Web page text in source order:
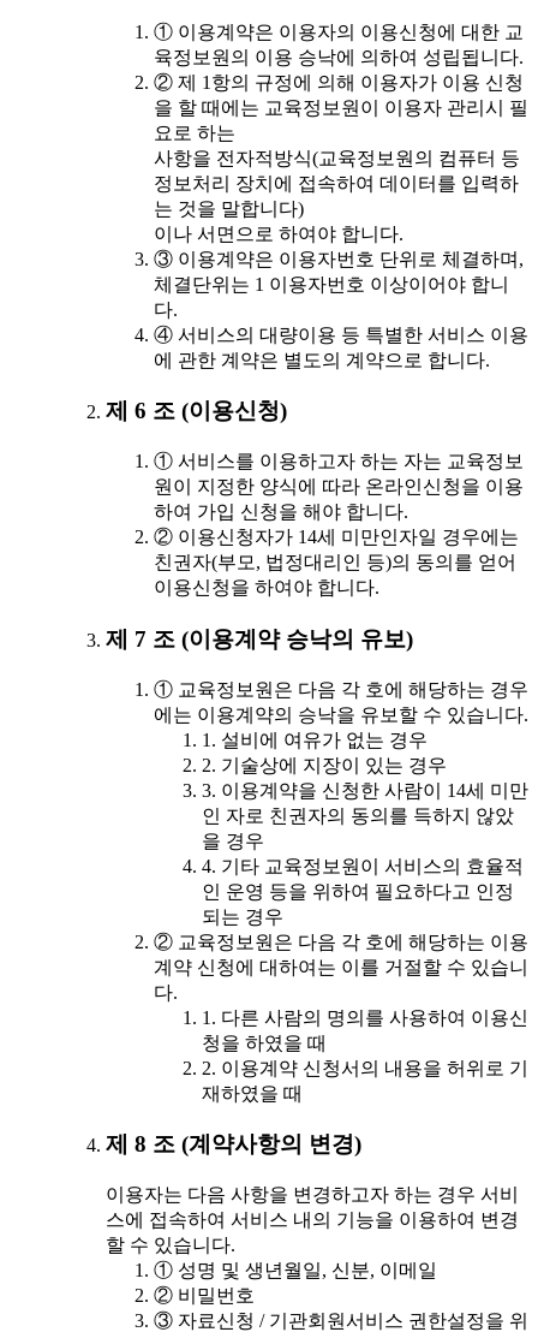
① 이용계약은 이용자의 이용신청에 대한 교
육정보원의 이용 승낙에 의하여 성립됩니다.
② 제 1항의 규정에 의해 이용자가 이용 신청
을 할 때에는 교육정보원이 이용자 관리시 필
요로 하는
사항을 전자적방식(교육정보원의 컴퓨터 등
정보처리 장치에 접속하여 데이터를 입력하
는 것을 말합니다)
이나 서면으로 하여야 합니다.
③ 이용계약은 이용자번호 단위로 체결하며,
체결단위는 1 이용자번호 이상이어야 합니
다.
④ 서비스의 대량이용 등 특별한 서비스 이용
에 관한 계약은 별도의 계약으로 합니다.
제 6 조 (이용신청)
① 서비스를 이용하고자 하는 자는 교육정보
원이 지정한 양식에 따라 온라인신청을 이용
하여 가입 신청을 해야 합니다.
② 이용신청자가 14세 미만인자일 경우에는
친권자(부모, 법정대리인 등)의 동의를 얻어
이용신청을 하여야 합니다.
제 7 조 (이용계약 승낙의 유보)
① 교육정보원은 다음 각 호에 해당하는 경우
에는 이용계약의 승낙을 유보할 수 있습니다.
1. 설비에 여유가 없는 경우
2. 기술상에 지장이 있는 경우
3. 이용계약을 신청한 사람이 14세 미만
인 자로 친권자의 동의를 득하지 않았
을 경우
4. 기타 교육정보원이 서비스의 효율적
인 운영 등을 위하여 필요하다고 인정
되는 경우
② 교육정보원은 다음 각 호에 해당하는 이용
계약 신청에 대하여는 이를 거절할 수 있습니
다.
1. 다른 사람의 명의를 사용하여 이용신
청을 하였을 때
2. 이용계약 신청서의 내용을 허위로 기
재하였을 때
제 8 조 (계약사항의 변경)
이용자는 다음 사항을 변경하고자 하는 경우 서비
스에 접속하여 서비스 내의 기능을 이용하여 변경
할 수 있습니다.
① 성명 및 생년월일, 신분, 이메일
② 비밀번호
③ 자료신청 / 기관회원서비스 권한설정을 위